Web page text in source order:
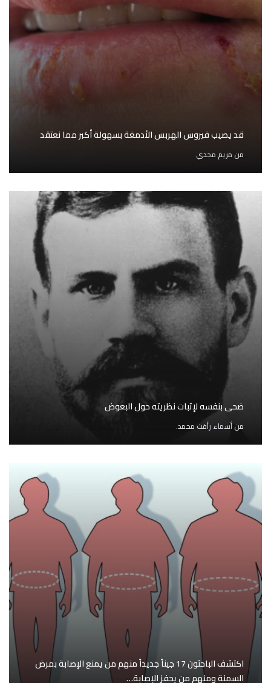
قد يصيب فيروس الهربس الأدمغة بسهولة أكبر مما نعتقد
من مريم مجدي
ضحى بنفسه لإثبات نظريته حول البعوض
منأسماء رأفت محمد.
اكتشف الباحثون 17 جيناً جديداً منهم من يمنع الإصابة بمرض
السمنة ومنهم من يحفز الإصابة…